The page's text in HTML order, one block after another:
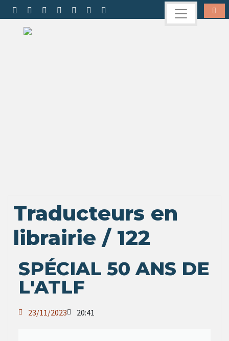
Traducteurs en
librairie / 122
SPÉCIAL 50 ANS DE
L'ATLF
23/11/2023 20:41